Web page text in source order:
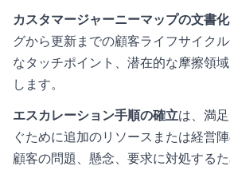
カスタマージャーニーマップの文書化
グから更新までの顧客ライフサイク
なタッチポイント、潜在的な摩擦領
します。
エスカレーション手順の確立は、満
ぐために追加のリソースまたは経営
顧客の問題、懸念、要求に対処するた